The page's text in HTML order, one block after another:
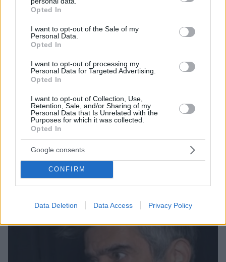
grant or deny consent to Google and its third-party tags to
use your data for below specified purposes in below Google
consent section.
Opted In
I want to opt-out of the Sale of my
Personal Data.
Opted In
I want to opt-out of processing my
Personal Data for Targeted Advertising.
Opted In
I want to opt-out of Collection, Use,
Retention, Sale, and/or Sharing of my
Personal Data that Is Unrelated with the
Purposes for which it was collected.
Opted In
Google consents
CONFIRM
Data Deletion Data Access Privacy Policy
Ο Γεράσιμος Γεννατάς: Δίνει ρεσιτάλ ερμηνείας στο
αντισυμβατικό έργο «Κόκκαλο», στο θέατρο «Σημείο»
Το έργο αναφέρεται στη ζωή του αντισυμβατικού